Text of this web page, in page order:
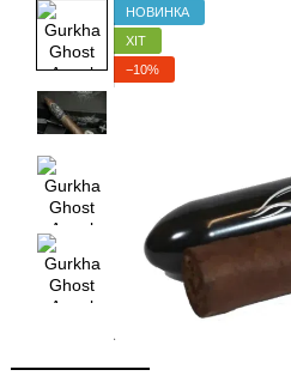
НОВИНКА
ХІТ
−10%